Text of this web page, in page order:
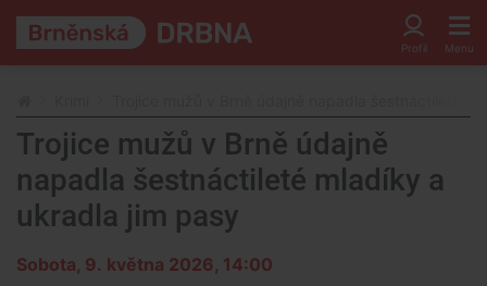
Trojice mužů v Brně údajně
napadla šestnáctileté mladíky a
ukradla jim pasy
Sobota, 9. května 2026, 14:00